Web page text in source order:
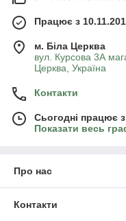
Працює з
м. Біла Церква
вул. Курсова 3А
Церква, Україна
Контакти
Сьогодні працює
Показати весь
Про нас
Контакти